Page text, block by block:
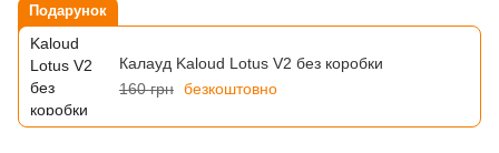
Подарунок
Калауд Kaloud Lotus V2 без коробки
160 грн безкоштовно